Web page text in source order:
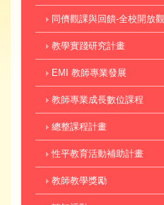
同儕觀課與回饋-全校開放
教學實踐研究計畫
EMI 教師專業發展
教師專業成長數位課程
總整課程計畫
性平教育活動補助計畫
教師教學獎勵